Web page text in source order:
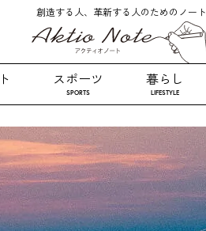
創造する人、革新する人のためのノート
スポーツ
SPORTS
暮らし
LIFESTYLE